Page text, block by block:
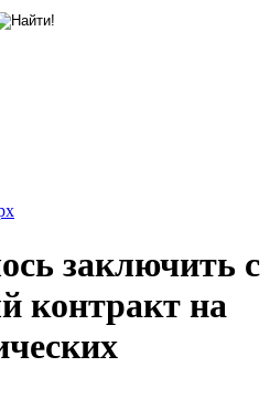
заключить с
контракт на